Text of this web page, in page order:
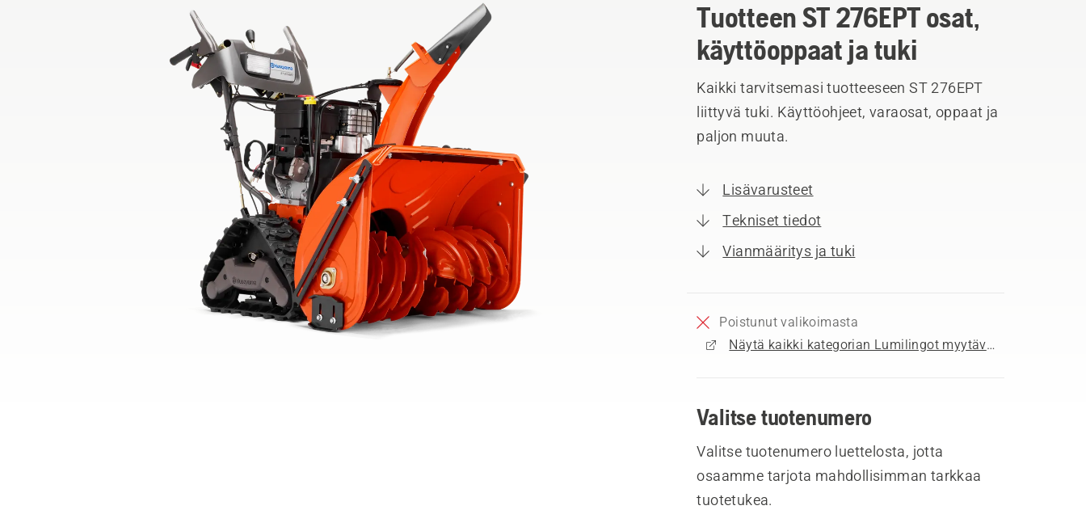
Tuotteen ST 276EPT osat,
käyttöoppaat ja tuki
Kaikki tarvitsemasi tuotteeseen ST 276EPT
liittyvä tuki. Käyttöohjeet, varaosat, oppaat ja
paljon muuta.
Lisävarusteet
Tekniset tiedot
Vianmääritys ja tuki
Poistunut valikoimasta
Näytä kaikki kategorian Lumilingot myytävät tuotteet
Valitse tuotenumero
Valitse tuotenumero luettelosta, jotta
osaamme tarjota mahdollisimman tarkkaa
tuotetukea.